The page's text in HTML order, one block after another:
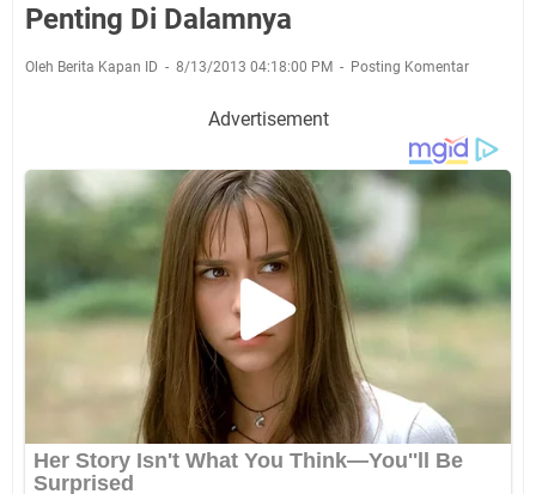
Penting Di Dalamnya
Oleh Berita Kapan ID 8/13/2013 04:18:00 PM Posting Komentar
Advertisement